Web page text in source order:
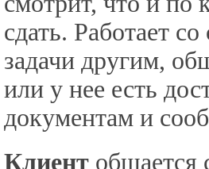
сдать. Работает
задачи другим,
или у нее есть
документам и
Клиент общается